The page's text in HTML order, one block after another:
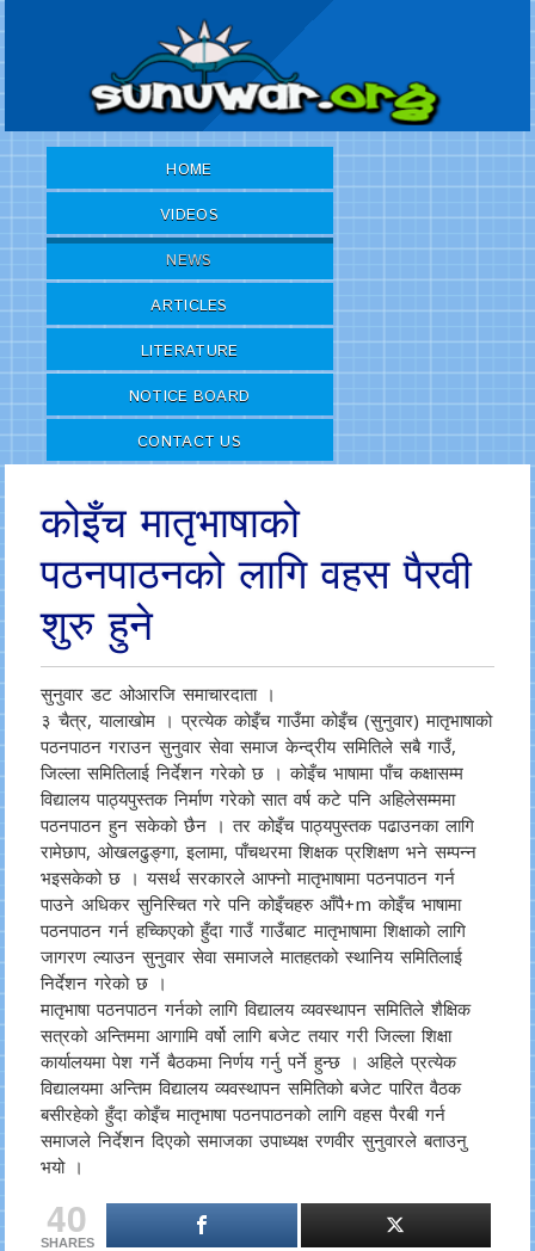
HOME
VIDEOS
NEWS
ARTICLES
LITERATURE
NOTICE BOARD
CONTACT US
कोइँच मातृभाषाको
पठनपाठनको लागि वहस पैरवी
शुरु हुने
सुनुवार डट ओआरजि समाचारदाता ।
३ चैत्र, यालाखोम । प्रत्येक कोइँच गाउँमा कोइँच (सुनुवार) मातृभाषाको
पठनपाठन गराउन सुनुवार सेवा समाज केन्द्रीय समितिले सबै गाउँ,
जिल्ला समितिलाई निर्देशन गरेको छ । कोइँच भाषामा पाँच कक्षासम्म
विद्यालय पाठ्यपुस्तक निर्माण गरेको सात वर्ष कटे पनि अहिलेसम्ममा
पठनपाठन हुन सकेको छैन । तर कोइँच पाठ्यपुस्तक पढाउनका लागि
रामेछाप, ओखलढुङ्गा, इलामा, पाँचथरमा शिक्षक प्रशिक्षण भने सम्पन्न
भइसकेको छ । यसर्थ सरकारले आफ्नो मातृभाषामा पठनपाठन गर्न
पाउने अधिकर सुनिस्चित गरे पनि कोइँचहरु आँपै+m कोइँच भाषामा
पठनपाठन गर्न हच्किएको हुँदा गाउँ गाउँबाट मातृभाषामा शिक्षाको लागि
जागरण ल्याउन सुनुवार सेवा समाजले मातहतको स्थानिय समितिलाई
निर्देशन गरेको छ ।
मातृभाषा पठनपाठन गर्नको लागि विद्यालय व्यवस्थापन समितिले शैक्षिक
सत्रको अन्तिममा आगामि वर्षो लागि बजेट तयार गरी जिल्ला शिक्षा
कार्यालयमा पेश गर्ने बैठकमा निर्णय गर्नु पर्ने हुन्छ । अहिले प्रत्येक
विद्यालयमा अन्तिम विद्यालय व्यवस्थापन समितिको बजेट पारित वैठक
बसीरहेको हुँदा कोइँच मातृभाषा पठनपाठनको लागि वहस पैरबी गर्न
समाजले निर्देशन दिएको समाजका उपाध्यक्ष रणवीर सुनुवारले बताउनु
भयो ।
40
SHARES